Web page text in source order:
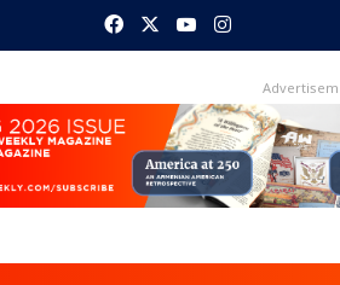
FacebookYouTubeInstagram